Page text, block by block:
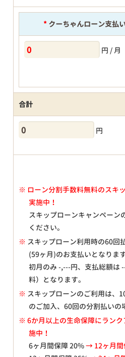
*クーちゃんローン支払
円 / 月
合計
円
※ ローン分割手数料無料のスキ
実施中！
スキップローンキャンペーン
ください。
※ スキップローン利用時の60回
(59ヶ月)のお支払いとなります
初月のみ-,---円、支払総額は
料）となります。
※ スキップローンのご利用は、
のご加入、60回の分割払いの
※ 6か月以上の生命保障にラン
施中！
6ヶ月間保障 20%→ 12ヶ月間